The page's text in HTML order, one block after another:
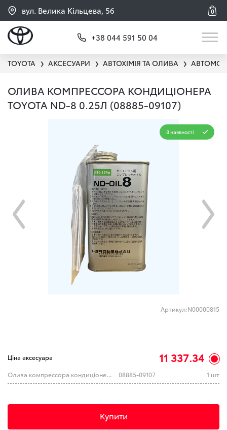
вул. Велика Кільцева, 56 0
+38 044 591 50 04
TOYOTA ❯ АКСЕСУАРИ ❯ АВТОХІМІЯ ТА ОЛИВА ❯
ОЛИВА КОМПРЕССОРА КОНДИЦІОНЕРА
TOYOTA ND-8 0.25Л (08885-09107)
В наявності
Артикул:N00000815
Ціна аксесуара 11 337.34
Олива компрессора кондиціонера (TOYOTA) 08885-09107 1 шт
Купити